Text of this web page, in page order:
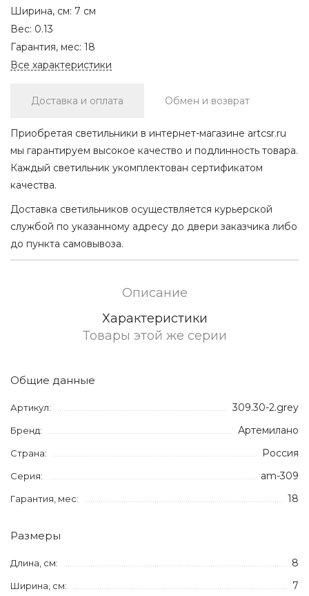
Ширина, см: 7 см
Вес: 0.13
Гарантия, мес: 18
Все характеристики
Доставка и оплата Обмен и возврат
Приобретая светильники в интернет-магазине artcsr.ru
мы гарантируем высокое качество и подлинность товара.
Каждый светильник укомплектован сертификатом
качества.
Доставка светильников осуществляется курьерской
службой по указанному адресу до двери заказчика либо
до пункта самовывоза.
Описание
Характеристики
Товары этой же серии
Общие данные
Артикул: 309.30-2.grey
Бренд: Артемилано
Страна: Россия
Серия: am-309
Гарантия, мес: 18
Размеры
Длина, см: 8
Ширина, см: 7